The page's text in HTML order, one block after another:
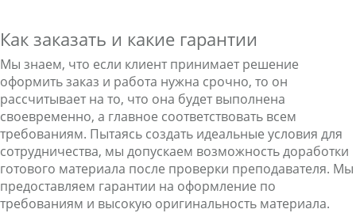
Как заказать и какие гарантии
Мы знаем, что если клиент принимает решение
оформить заказ и работа нужна срочно, то он
рассчитывает на то, что она будет выполнена
своевременно, а главное соответствовать всем
требованиям. Пытаясь создать идеальные условия для
сотрудничества, мы допускаем возможность доработки
готового материала после проверки преподавателя. Мы
предоставляем гарантии на оформление по
требованиям и высокую оригинальность материала.